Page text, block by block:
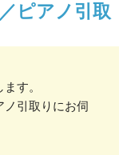
ピアノ引取
す。
ノ引取りにお伺